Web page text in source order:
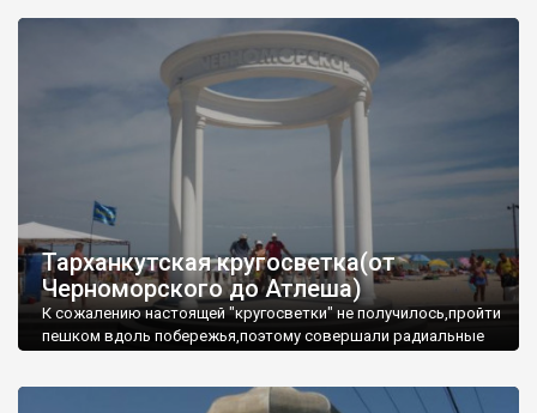
Тарханкутская кругосветка(от
Черноморского до Атлеша)
К сожалению настоящей "кругосветки" не получилось,пройти
пешком вдоль побережья,поэтому совершали радиальные